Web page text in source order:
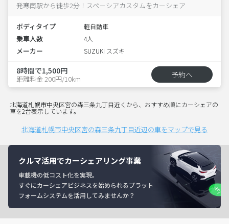
発寒南駅から徒歩2分！スペーシアカスタムをカーシェア
ボディタイプ 軽自動車
乗車人数 4人
メーカー SUZUKI スズキ
8時間で1,500円
距離料金 200円/10km 予約へ
北海道札幌市中央区宮の森三条九丁目近くから、おすすめ順にカーシェアの
車を2台表示しています。
北海道札幌市中央区宮の森三条九丁目近辺の車をマップで見る
クルマ活用でカーシェアリング事業
車載機の低コスト化を実現。
すぐにカーシェアビジネスを始められるプラット
フォームシステムを活用してみませんか？